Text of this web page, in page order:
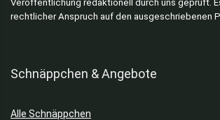
Veröffentlichung redaktionell durch uns geprüft.
rechtlicher Anspruch auf den ausgeschriebenen
Schnäppchen & Angebote
Alle Schnäppchen